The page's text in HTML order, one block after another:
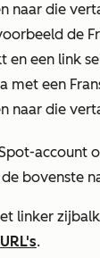
naar die
de
en een link
met een
naar die
account
de bovenste
linker
.